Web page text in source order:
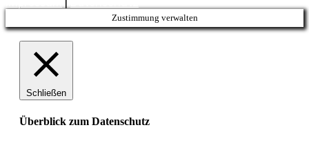
Zustimmung verwalten
Schließen
Überblick zum Datenschutz